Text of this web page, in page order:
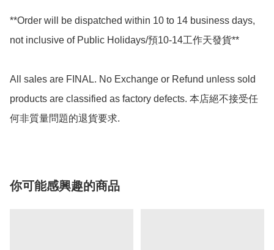
**Order will be dispatched within 10 to 14 business days,
not inclusive of Public Holidays/預10-14工作天發貨**
All sales are FINAL. No Exchange or Refund unless sold
products are classified as factory defects. 本店絕不接受任
何非質量問題的退貨要求.
你可能感興趣的商品